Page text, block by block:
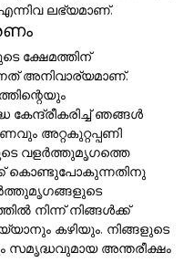
ലഭ്യമാണ്.
ക്ഷേമത്തിന്
അനിവാര്യമാണ്.
കേന്ദ്രീകരിച്ച് ഞങ്ങൾ
അറ്റകുറ്റപ്പണി
വളർത്തുമൃഗത്തെ
കൊണ്ടുപോകുന്നതിനു
നിന്ന് നിങ്ങൾക്ക്
കഴിയും. നിങ്ങളുടെ
അന്തരീക്ഷം